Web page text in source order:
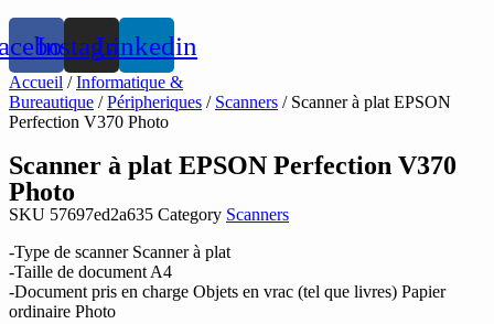
InstagramLinkedin
Accueil /Informatique &
Bureautique /Péripheriques / Scanners / Scanner à plat EPSON
Perfection V370 Photo
Scanner à plat EPSON Perfection V370
Photo
SKU 57697ed2a635 Category Scanners
-Type de scanner Scanner à plat
-Taille de document A4
-Document pris en charge Objets en vrac (tel que livres) Papier
ordinaire Photo